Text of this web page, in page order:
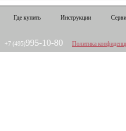
Где купить Инструкции
+7 (495)995-10-80 Политика